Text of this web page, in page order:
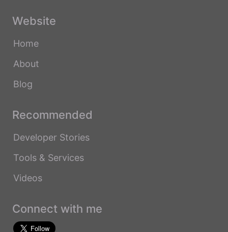
Website
Home
About
Blog
Recommended
Developer Stories
Tools & Services
Videos
Connect with me